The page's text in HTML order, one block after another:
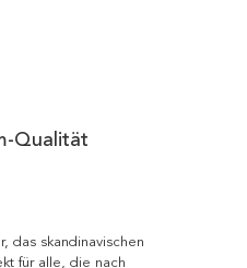
Qualität
das skandinavischen
für alle, die nach